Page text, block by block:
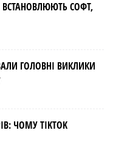
СОФТ,
ГОЛОВНІ ВИКЛИКИ
ЧОМУ TIKTOK